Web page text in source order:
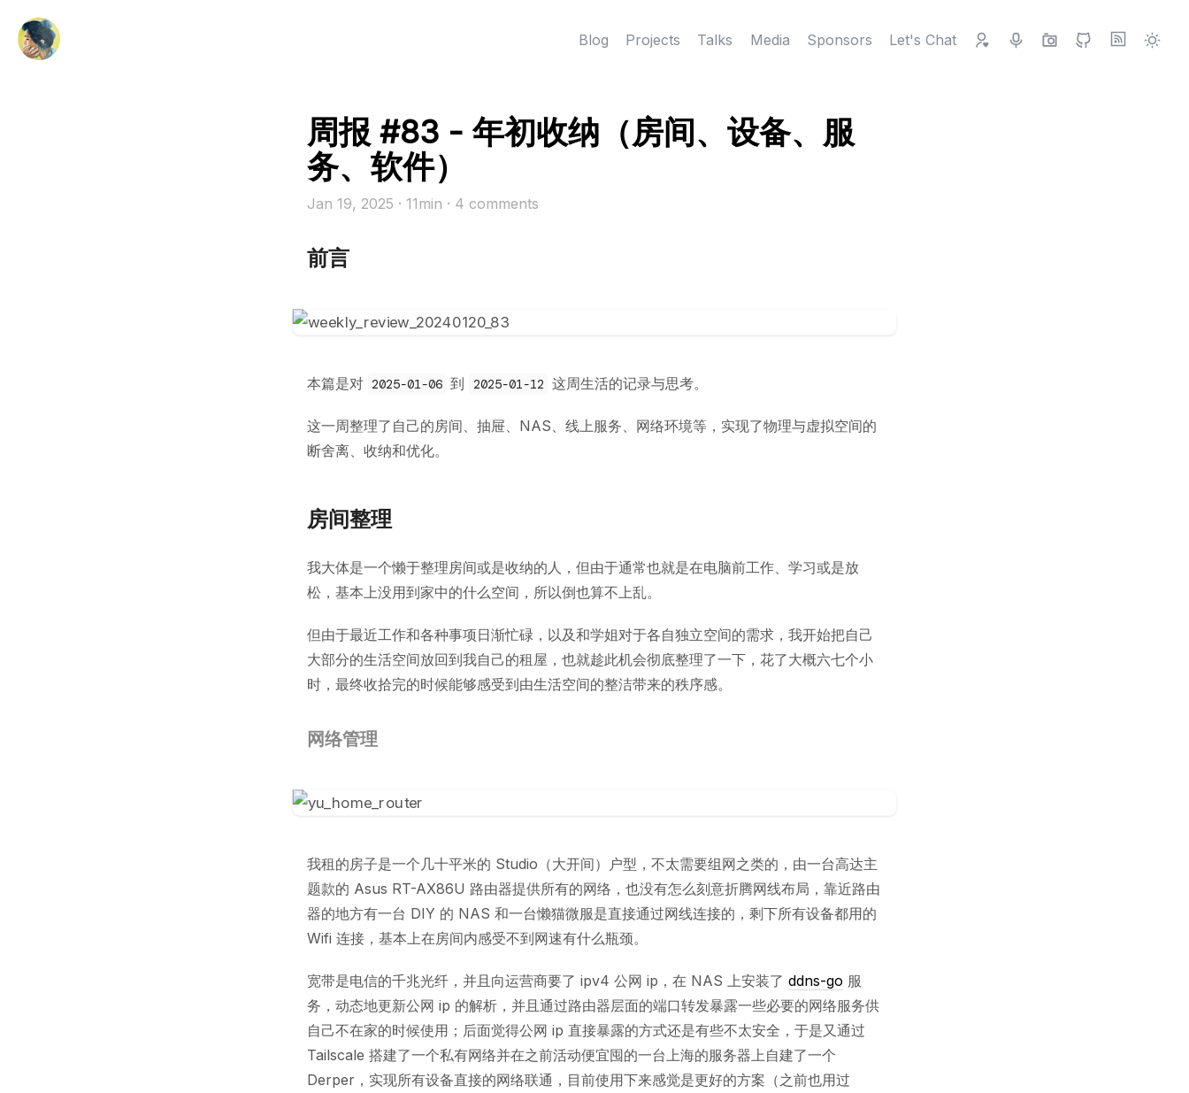
Blog Projects Talks Media Sponsors Let's Chat
周报 #83 - 年初收纳（房间、设备、服
务、软件）
Jan 19, 2025 · 11min · 4 comments
前言
本篇是对 2025-01-06 到 2025-01-12 这周生活的记录与思考。
这一周整理了自己的房间、抽屉、NAS、线上服务、网络环境等，实现了物理与虚拟空间的
断舍离、收纳和优化。
房间整理
我大体是一个懒于整理房间或是收纳的人，但由于通常也就是在电脑前工作、学习或是放
松，基本上没用到家中的什么空间，所以倒也算不上乱。
但由于最近工作和各种事项日渐忙碌，以及和学姐对于各自独立空间的需求，我开始把自己
大部分的生活空间放回到我自己的租屋，也就趁此机会彻底整理了一下，花了大概六七个小
时，最终收拾完的时候能够感受到由生活空间的整洁带来的秩序感。
网络管理
我租的房子是一个几十平米的 Studio（大开间）户型，不太需要组网之类的，由一台高达主
题款的 Asus RT-AX86U 路由器提供所有的网络，也没有怎么刻意折腾网线布局，靠近路由
器的地方有一台 DIY 的 NAS 和一台懒猫微服是直接通过网线连接的，剩下所有设备都用的
Wifi 连接，基本上在房间内感受不到网速有什么瓶颈。
宽带是电信的千兆光纤，并且向运营商要了 ipv4 公网 ip，在 NAS 上安装了 ddns-go 服
务，动态地更新公网 ip 的解析，并且通过路由器层面的端口转发暴露一些必要的网络服务供
自己不在家的时候使用；后面觉得公网 ip 直接暴露的方式还是有些不太安全，于是又通过
Tailscale 搭建了一个私有网络并在之前活动便宜囤的一台上海的服务器上自建了一个
Derper，实现所有设备直接的网络联通，目前使用下来感觉是更好的方案（之前也用过